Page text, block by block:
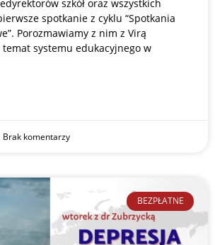
szkół oraz wszystkich
spotkanie z cyklu “Spotkania
Porozmawiamy z nim z Virą
temat systemu edukacyjnego w
Brak komentarzy
BEZPŁATNE